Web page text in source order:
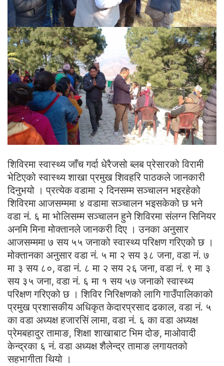
शिविरमा स्वास्थ्य जाँच गर्दा धेरैजसो ब्लब प्रेसारको विरामी
भेटिएको स्वास्थ्य शाखा प्रमुख शिवहरि पाठकले जानकारी
दिनुभयो । प्रत्येक वडामा २ दिनसम्म सञ्चालन भइरहेको
शिविरमा आजसम्ममा ४ वडामा सञ्चालन भइसकेको छ भने
वडा नं. ६ मा भोलिसम्म सञ्चालन हुने शिविरमा संलग्न सिनियर
अनमि मिना मोक्तानले जानकरी दिए । उनका अनुसार
आजसम्ममा ७ सय ५५ जनाको स्वास्थ्य परिक्षण गरिएको छ ।
मोक्तानका अनुसार वडा नं. ५ मा २ सय ३८ जना, वडा नं. ७
मा ३ सय ८०, वडा नं. ८ मा २ सय २६ जना, वडा नं. ९ मा ३
सय ३५ जना, वडा नं. ६ मा १ सय ५७ जनाको स्वास्थ्य
परिक्षण गरिएको छ । शिविर निरिक्षणको लागि गाउँपालिकाको
प्रमुख प्रशासकीय अधिकृत केदारप्रसाद ढकाल, वडा नं. ५
का वडा अध्यक्ष हजारसिं लामा, वडा नं. ६ का वडा अध्यक्ष
प्रेमबहादुर तामाङ, शिक्षा शाखाबाट भिम दोङ, माओवादी
केन्द्रका ६ नं. वडा अध्यक्ष शैलेन्द्र तामाङ लगायतको
सहभागीता थियो ।